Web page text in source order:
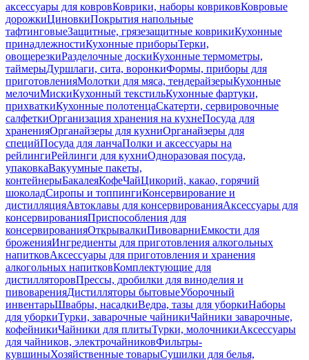
аксессуары для ковровКоврики, наборы ковриковКовровые
дорожкиЦиновкиПокрытия напольные
тафтинговыеЗащитные, грязезащитные коврикиКухонные
принадлежностиКухонные приборыТерки,
овощерезкиРазделочные доскиКухонные термометры,
таймерыДуршлаги, сита, воронкиФормы, приборы для
приготовленияМолотки для мяса, тендерайзерыКухонные
мелочиМискиКухонный текстильКухонные фартуки,
прихваткиКухонные полотенцаСкатерти, сервировочные
салфеткиОрганизация хранения на кухнеПосуда для
храненияОрганайзеры для кухниОрганайзеры для
специйПосуда для ланчаПолки и аксессуары на
рейлингиРейлинги для кухниОдноразовая посуда,
упаковкаВакуумные пакеты,
контейнерыБакалеяКофеЧайЦикорий, какао, горячий
шоколадСиропы и топпингиКонсервирование и
дистилляцияАвтоклавы для консервированияАксессуары для
консервированияПриспособления для
консервированияОткрывалкиПивоварниЕмкости для
броженияИнгредиенты для приготовления алкогольных
напитковАксессуары для приготовления и хранения
алкогольных напитковКомплектующие для
дистилляторовПрессы, дробилки для виноделия и
пивоваренияДистилляторы бытовыеУборочный
инвентарьШвабры, насадкиВедра, тазы для уборкиНаборы
для уборкиТурки, заварочные чайникиЧайники заварочные,
кофейникиЧайники для плитыТурки, молочникиАксессуары
для чайников, электрочайниковФильтры-
кувшиныХозяйственные товарыСушилки для белья,